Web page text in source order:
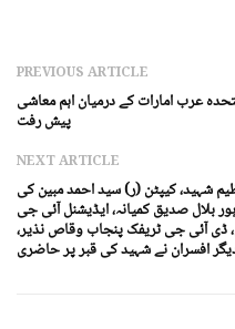
PREVIOUS ARTICLE
عرب امارات کے درمیان اہم معاشی
پیش رفت
NEXT ARTICLE
شہید، کیپٹن (ر) سید احمد مبین کی
بلال صدیق کمیانہ، ایڈیشنل آئی جی
ڈی آئی جی ٹریفک پنجاب وقاص نذیر،
افسران نے شہید کی قبر پر حاضری